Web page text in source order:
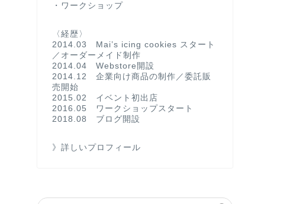
・ワークショップ
〈経歴〉
2014.03 Mai’s icing cookies スタート
／オーダーメイド制作
2014.04 Webstore開設
2014.12 企業向け商品の制作／委託販
売開始
2015.02 イベント初出店
2016.05 ワークショップスタート
2018.08 ブログ開設
》詳しいプロフィール